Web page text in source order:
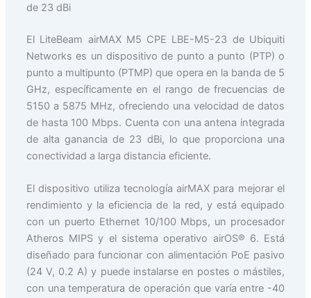
de 23 dBi
El LiteBeam airMAX M5 CPE LBE-M5-23 de Ubiquiti
Networks es un dispositivo de punto a punto (PTP) o
punto a multipunto (PTMP) que opera en la banda de 5
GHz, específicamente en el rango de frecuencias de
5150 a 5875 MHz, ofreciendo una velocidad de datos
de hasta 100 Mbps. Cuenta con una antena integrada
de alta ganancia de 23 dBi, lo que proporciona una
conectividad a larga distancia eficiente.
El dispositivo utiliza tecnología airMAX para mejorar el
rendimiento y la eficiencia de la red, y está equipado
con un puerto Ethernet 10/100 Mbps, un procesador
Atheros MIPS y el sistema operativo airOS® 6. Está
diseñado para funcionar con alimentación PoE pasivo
(24 V, 0.2 A) y puede instalarse en postes o mástiles,
con una temperatura de operación que varía entre -40